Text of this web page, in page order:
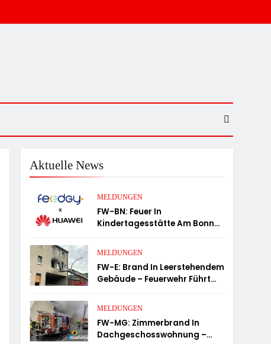
Aktuelle News
MELDUNGEN
FW-BN: Feuer In
Kindertagesstätte Am Bonner
MELDUNGEN
FW-E: Brand In Leerstehendem
Gebäude – Feuerwehr Führt
MELDUNGEN
FW-MG: Zimmerbrand In
Dachgeschosswohnung –